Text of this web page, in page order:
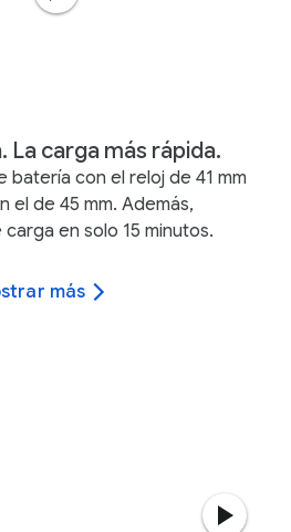
La carga más rápida.
batería con el reloj de 41 mm
el de 45 mm. Además,
en solo 15 minutos.
más